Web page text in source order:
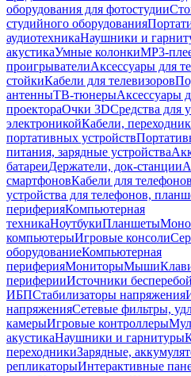
оборудования для фотостудии
студийного оборудования
аудиотехникаНаушники и
акустикаУмные колонкиMP3-
проигрывателиАксессуары для
стойкиКабели для телевизоров
антенныТВ-тюнерыАксессуары
проектораОчки 3DСредства для
электроникойКабели,
портативных устройств
питания, зарядные устройства
батареиДержатели, док-станции
смартфоновКабели для
устройства для телефонов,
периферияКомпьютерная
техникаНоутбукиПланшеты
компьютерыИгровые консоли
оборудованиеКомпьютерная
периферияМониторыМыши
периферииИсточники
ИБПСтабилизаторы напряжения
напряженияСетевые фильтры,
камерыИгровые контроллеры
акустикаНаушники и гарнитуры
переходникиЗарядные,
репликаторыИнтерактивные